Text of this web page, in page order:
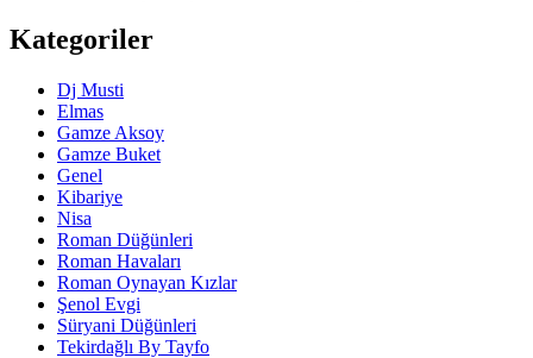
Kategoriler
Dj Musti
Elmas
Gamze Aksoy
Gamze Buket
Genel
Kibariye
Nisa
Roman Düğünleri
Roman Havaları
Roman Oynayan Kızlar
Şenol Evgi
Süryani Düğünleri
Tekirdağlı By Tayfo